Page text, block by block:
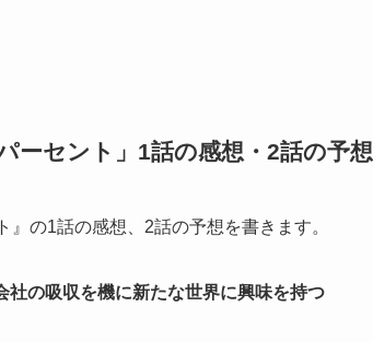
ーセント」1話の感想・2話の予想
』の1話の感想、2話の予想を書きます。
社の吸収を機に新たな世界に興味を持つ